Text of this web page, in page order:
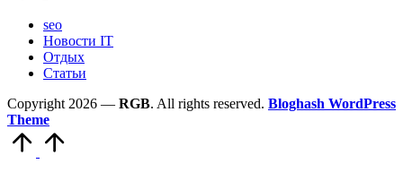
seo
Новости IT
Отдых
Статьи
Copyright 2026 — RGB. All rights reserved. Bloghash WordPress
Theme